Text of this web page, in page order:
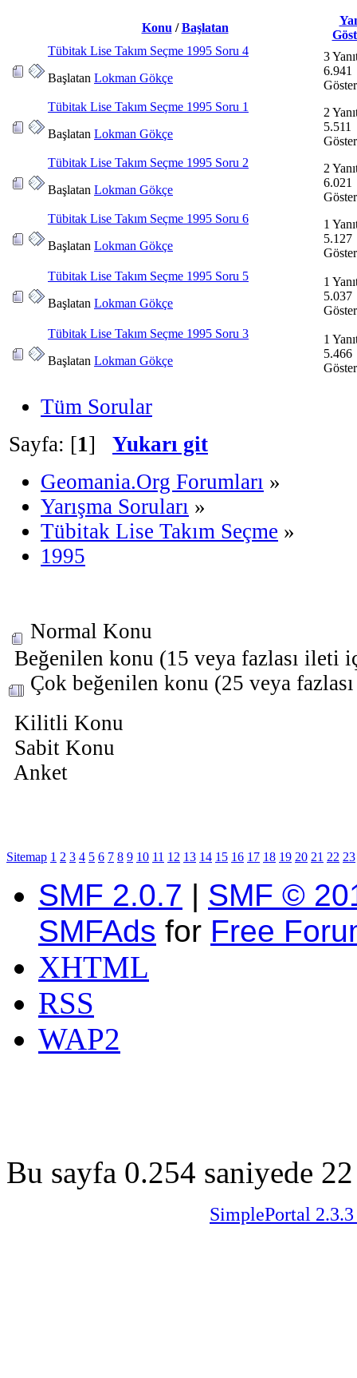
Konu /Başlatan
Tübitak Lise Takım Seçme 1995 Soru 4
Başlatan Lokman Gökçe
3
6.941
Tübitak Lise Takım Seçme 1995 Soru 1
Başlatan Lokman Gökçe
2
5.511
Tübitak Lise Takım Seçme 1995 Soru 2
Başlatan Lokman Gökçe
2
6.021
Tübitak Lise Takım Seçme 1995 Soru 6
Başlatan Lokman Gökçe
1
5.127
Tübitak Lise Takım Seçme 1995 Soru 5
Başlatan Lokman Gökçe
1
5.037
Tübitak Lise Takım Seçme 1995 Soru 3
Başlatan Lokman Gökçe
1
5.466
Tüm Sorular
Sayfa: [1] Yukarı git
Geomania.Org Forumları »
Yarışma Soruları »
Tübitak Lise Takım Seçme »
1995
Normal Konu
Beğenilen konu (15 veya fazlası ileti
Çok beğenilen konu (25 veya
Kilitli Konu
Sabit Konu
Anket
Sitemap 1 2 3 4 5 6 7 8 9 10 11 12 13 14 15 16 17 18 19 20 21 22 23
SMF 2.0.7 | SMF ©
SMFAds for Free
XHTML
RSS
WAP2
Bu sayfa 0.254 saniyede
SimplePortal